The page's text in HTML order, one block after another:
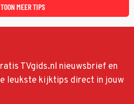
TOON MEER TIPS
TVgids.nl nieuwsbrief en
leukste kijktips direct in jouw